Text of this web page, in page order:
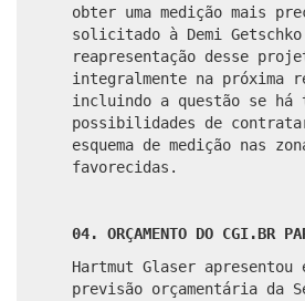
obter uma medição mais
solicitado à Demi
reapresentação desse
integralmente na próxima
incluindo a questão se há
possibilidades de
esquema de medição nas
favorecidas.
04. ORÇAMENTO DO CGI.BR
Hartmut Glaser
previsão orçamentária da